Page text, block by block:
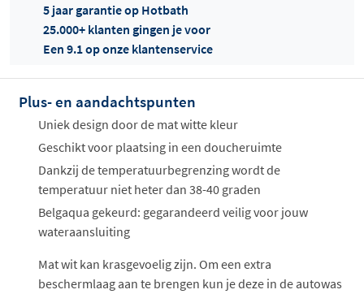
Offertes
ophalen...
5 jaar garantie op Hotbath
25.000+ klanten gingen je voor
Een 9.1 op onze klantenservice
Plus- en aandachtspunten
Uniek design door de mat witte kleur
Geschikt voor plaatsing in een doucheruimte
Dankzij de temperatuurbegrenzing wordt de
temperatuur niet heter dan 38-40 graden
Belgaqua gekeurd: gegarandeerd veilig voor jouw
wateraansluiting
Mat wit kan krasgevoelig zijn. Om een extra
beschermlaag aan te brengen kun je deze in de autowas